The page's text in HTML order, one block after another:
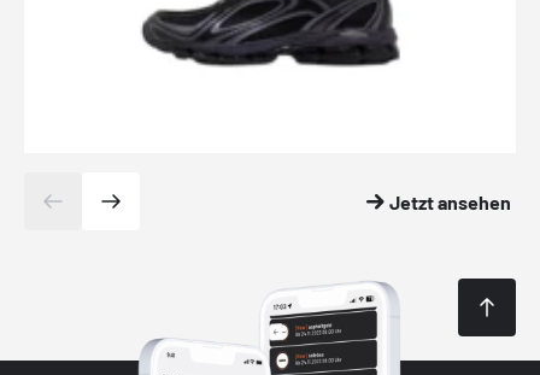
Jetzt ansehen